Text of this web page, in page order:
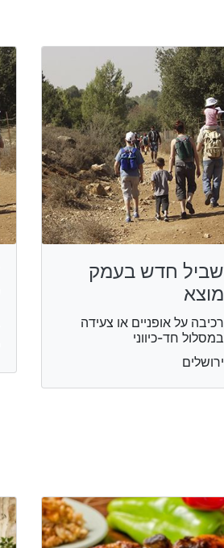
שביל חדש בעמק
מוצא
רכיבה על אופניים או צעידה
במסלול חד-כיווני
ירושלים